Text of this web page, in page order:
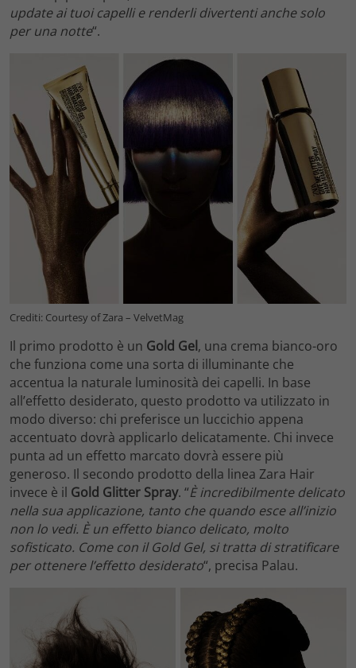
update ai tuoi capelli e renderli divertenti anche solo
per una notte“.
Crediti: Courtesy of Zara – VelvetMag
Il primo prodotto è un Gold Gel, una crema bianco-oro
che funziona come una sorta di illuminante che
accentua la naturale luminosità dei capelli. In base
all’effetto desiderato, questo prodotto va utilizzato in
modo diverso: chi preferisce un luccichio appena
accentuato dovrà applicarlo delicatamente. Chi invece
punta ad un effetto marcato dovrà essere più
generoso. Il secondo prodotto della linea Zara Hair
invece è il Gold Glitter Spray. “È incredibilmente delicato
nella sua applicazione, tanto che quando esce all’inizio
non lo vedi. È un effetto bianco delicato, molto
sofisticato. Come con il Gold Gel, si tratta di stratificare
per ottenere l’effetto desiderato“, precisa Palau.